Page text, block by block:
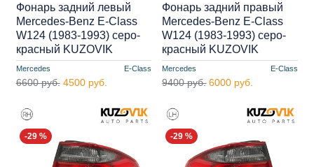
Mercedes E-Class
Фонарь задний левый
Mercedes-Benz E-Class
W124 (1983-1993) серо-
красный KUZOVIK
6600 руб. 4500 руб.
Mercedes E-Class
Фонарь задний правый
Mercedes-Benz E-Class
W124 (1983-1993) серо-
красный KUZOVIK
9400 руб. 6000 руб.
-29 % -29 %